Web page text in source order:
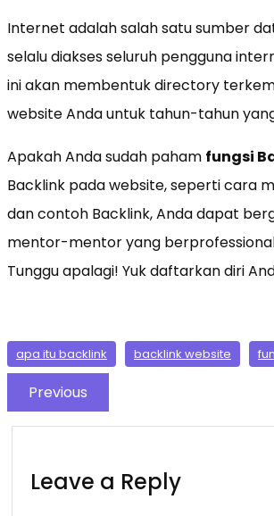
Internet adalah salah satu sumber
selalu diakses seluruh pengguna
ini akan membentuk directory
website Anda untuk tahun-tahun
Apakah Anda sudah paham fungsi
Backlink pada website, seperti cara
dan contoh Backlink, Anda dapat
mentor-mentor yang
Tunggu apalagi! Yuk daftarkan diri
apa itu backlink backlink website
Previous
Leave a Reply